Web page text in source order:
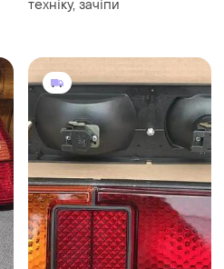
техніку, зачіпи